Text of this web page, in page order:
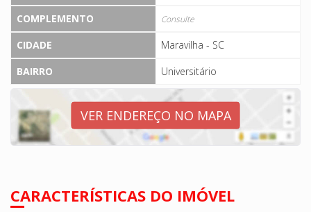
COMPLEMENTO Consulte
CIDADE
Maravilha - SC
BAIRRO
Universitário
VER ENDEREÇO NO MAPA
CARACTERÍSTICAS DO IMÓVEL